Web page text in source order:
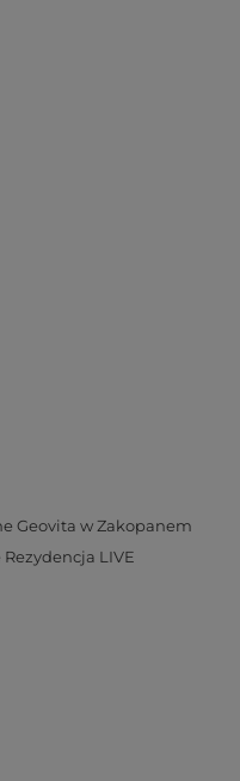
Geovita w Zakopanem
LIVE